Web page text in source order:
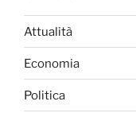
Attualità
Economia
Politica